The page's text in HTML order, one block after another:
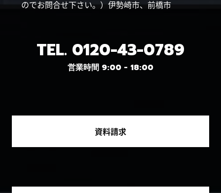
のでお問合せ下さい。）伊勢崎市、前橋市
TEL. 0120-43-0789
営業時間 9:00 - 18:00
資料請求